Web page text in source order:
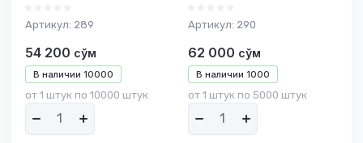
Артикул: 289
В наличии 10000
54 200 сўм
от 1 штук по 10000 штук
Артикул: 290
В наличии 1000
62 000 сўм
от 1 штук по 5000 штук